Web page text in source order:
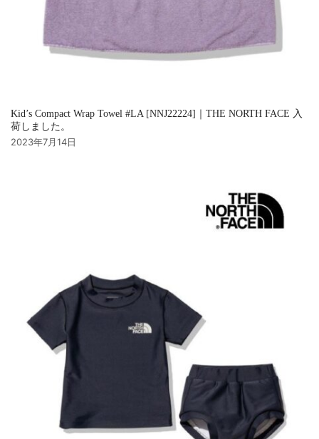
Kid’s Compact Wrap Towel #LA [NNJ22224]｜THE NORTH FACE 入
荷しました。
2023年7月14日